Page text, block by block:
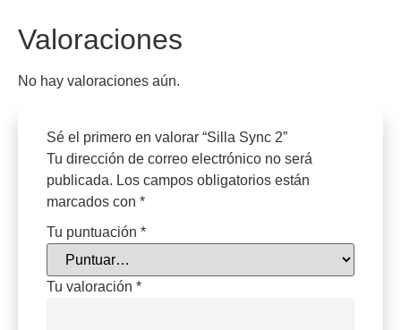
Valoraciones
No hay valoraciones aún.
Sé el primero en valorar “Silla Sync 2”
Tu dirección de correo electrónico no será
publicada. Los campos obligatorios están
marcados con *
Tu puntuación *
Tu valoración *